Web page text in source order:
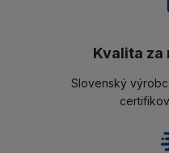
Kvalita za
Slovenský